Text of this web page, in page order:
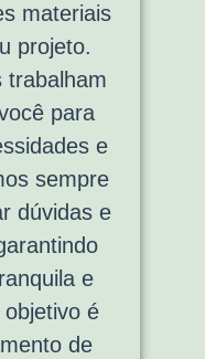
materiais
projeto.
trabalham
para
e
sempre
dúvidas e
e
é
de